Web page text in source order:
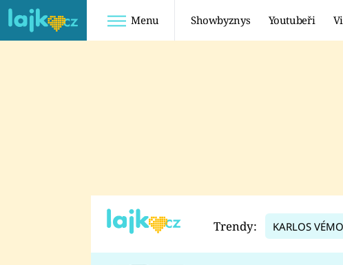
Menu Showbyznys Youtubeři
TADEÁŠ KUBĚNKA
DATEL
Trendy: KARLOS